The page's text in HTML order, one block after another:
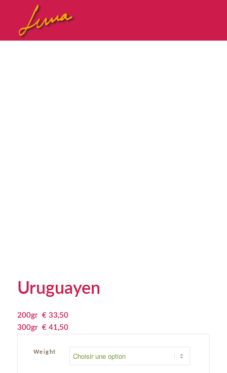
Uruguayen
200gr € 33,50
300gr € 41,50
Weight